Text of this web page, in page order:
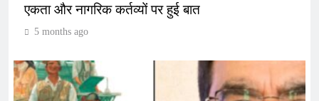
एकता और नागरिक कर्तव्यों पर हुई बात
5 months ago